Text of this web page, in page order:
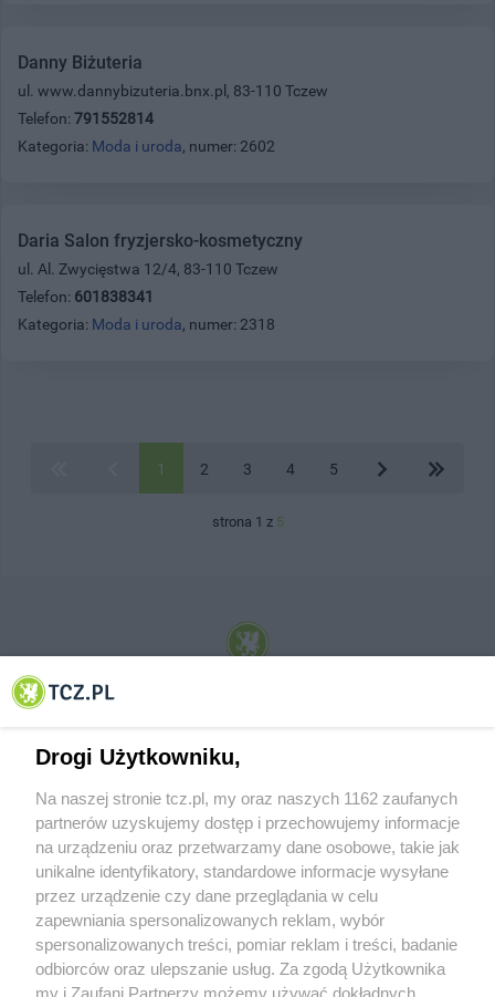
Danny Biżuteria
ul. www.dannybizuteria.bnx.pl, 83-110 Tczew
Telefon: 791552814
Kategoria: Moda i uroda, numer: 2602
Daria Salon fryzjersko-kosmetyczny
ul. Al. Zwycięstwa 12/4, 83-110 Tczew
Telefon: 601838341
Kategoria: Moda i uroda, numer: 2318
1 2 3 4 5
strona 1 z 5
© 2001-2026 Tczew - TCZ.PL Sp. z o.o. Internetowy Serwis Informacyjny Miasta
O FIRMIE POLITYKA PRYWATNOŚCI HOSTING
REKLAMA WSPÓŁPRACA RSS FACEBOOK KONTAKT
Drogi Użytkowniku,
Na naszej stronie tcz.pl, my oraz naszych 1162 zaufanych
partnerów uzyskujemy dostęp i przechowujemy informacje
na urządzeniu oraz przetwarzamy dane osobowe, takie jak
unikalne identyfikatory, standardowe informacje wysyłane
przez urządzenie czy dane przeglądania w celu
zapewniania spersonalizowanych reklam, wybór
spersonalizowanych treści, pomiar reklam i treści, badanie
odbiorców oraz ulepszanie usług. Za zgodą Użytkownika
my i Zaufani Partnerzy możemy używać dokładnych